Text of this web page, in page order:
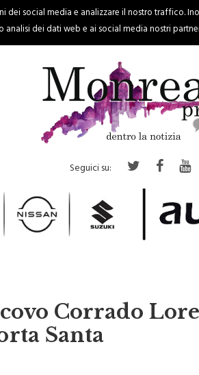
PALERMO REGIONE EVENTI
Seguici su:
Corrado
Santa
social media e analizzare il nostro
analisi dei dati web e ai social media nostri